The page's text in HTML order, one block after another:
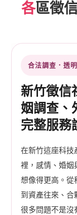
各區徵
合法調查．透
新竹徵信
姻調查、
完整服務
在新竹這座科技
裡，感情、婚姻
想像得更高。從
到資產往來、合
很多問題不是沒